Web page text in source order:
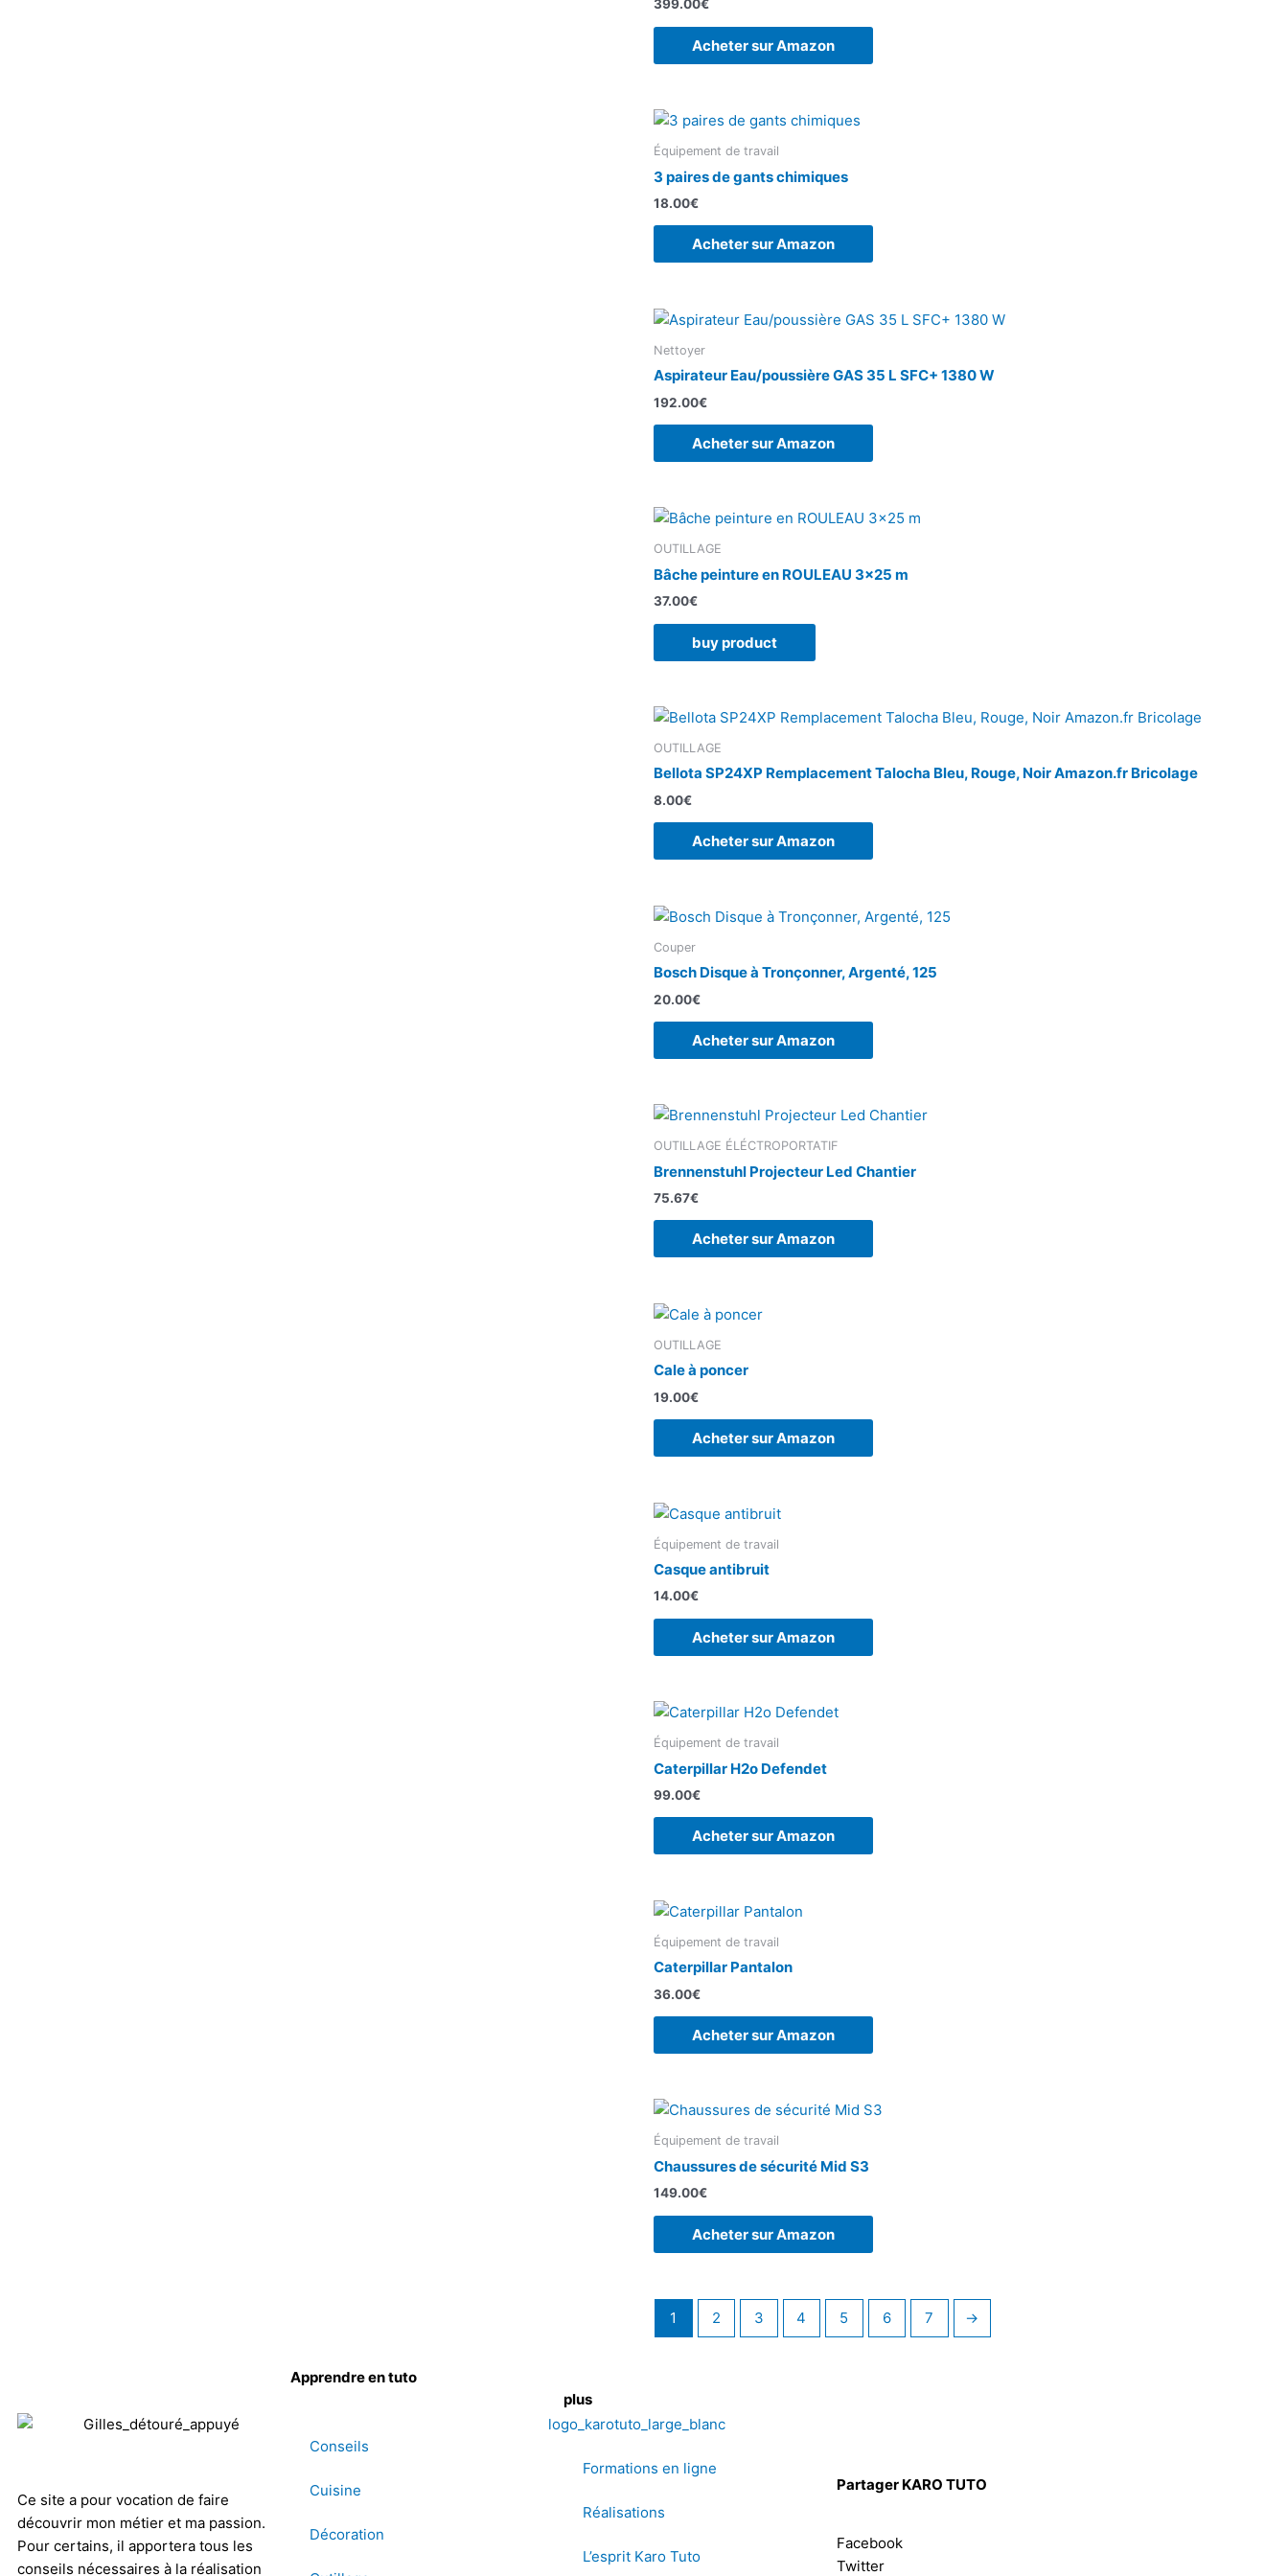
399.00€
Acheter sur Amazon
Équipement de travail
3 paires de gants chimiques
18.00€
Acheter sur Amazon
Nettoyer
Aspirateur Eau/poussière GAS 35 L SFC+ 1380 W
192.00€
Acheter sur Amazon
OUTILLAGE
Bâche peinture en ROULEAU 3×25 m
37.00€
buy product
OUTILLAGE
Bellota SP24XP Remplacement Talocha Bleu, Rouge, Noir Amazon.fr Bricolage
8.00€
Acheter sur Amazon
Couper
Bosch Disque à Tronçonner, Argenté, 125
20.00€
Acheter sur Amazon
OUTILLAGE ÉLÉCTROPORTATIF
Brennenstuhl Projecteur Led Chantier
75.67€
Acheter sur Amazon
OUTILLAGE
Cale à poncer
19.00€
Acheter sur Amazon
Équipement de travail
Casque antibruit
14.00€
Acheter sur Amazon
Équipement de travail
Caterpillar H2o Defendet
99.00€
Acheter sur Amazon
Équipement de travail
Caterpillar Pantalon
36.00€
Acheter sur Amazon
Équipement de travail
Chaussures de sécurité Mid S3
149.00€
Acheter sur Amazon
1 2 3 4 5 6 7 →
Ce site a pour vocation de faire
découvrir mon métier et ma passion.
Pour certains, il apportera tous les
conseils nécessaires à la réalisation
Apprendre en tuto
Conseils
Cuisine
Décoration
plus
Formations en ligne
Réalisations
L’esprit Karo Tuto
Partager KARO TUTO
Facebook
Twitter